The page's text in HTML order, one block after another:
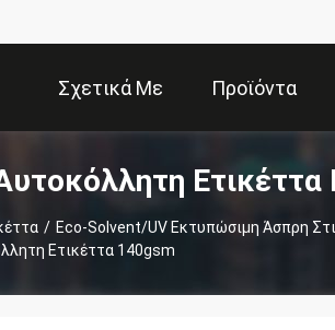
Σχετικά Με
Εμάς
Προϊόντα
Ετικέττα
/ Eco-Solvent/UV Εκτυπώσιμη Άσπρη
Ετικέττα 140gsm